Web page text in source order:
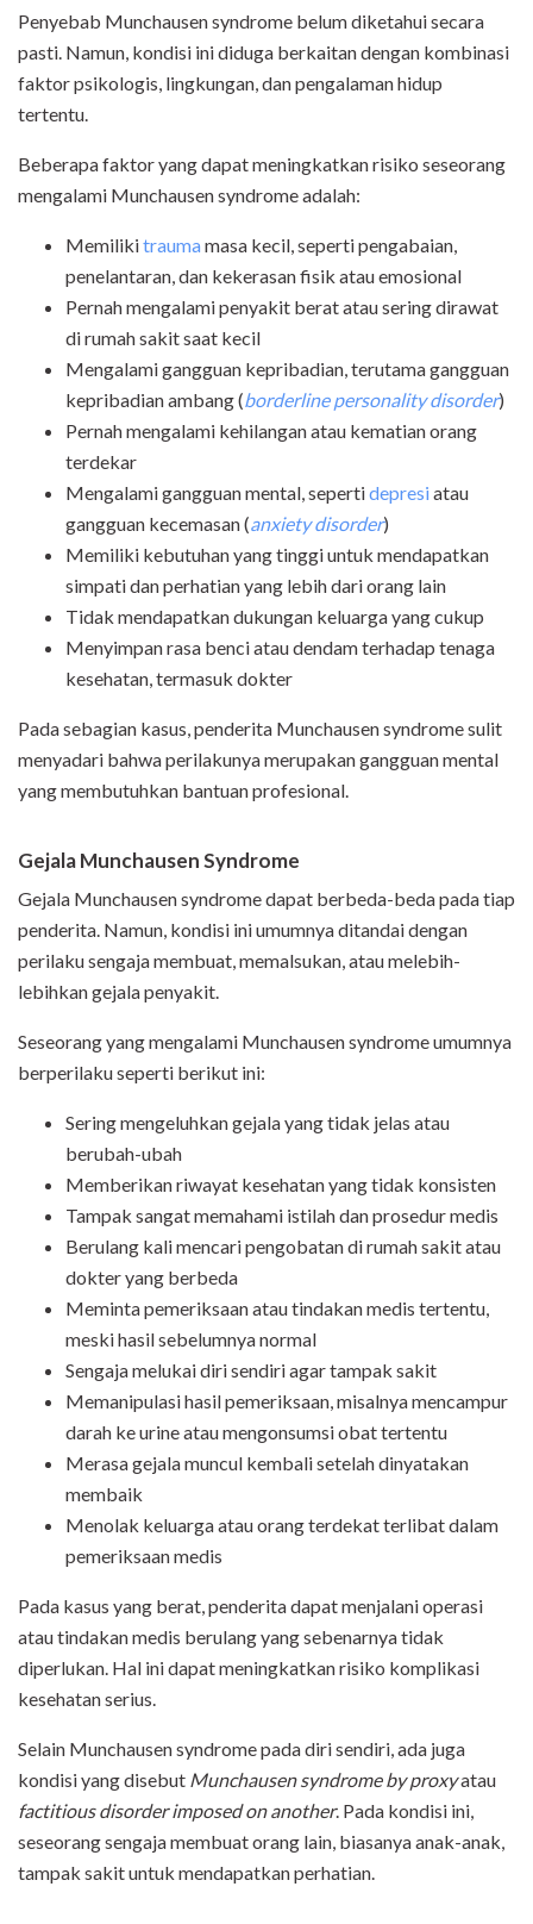
Penyebab Munchausen syndrome belum diketahui secara
pasti. Namun, kondisi ini diduga berkaitan dengan kombinasi
faktor psikologis, lingkungan, dan pengalaman hidup
tertentu.
Beberapa faktor yang dapat meningkatkan risiko seseorang
mengalami Munchausen syndrome adalah:
Memilikitraumamasa kecil, seperti pengabaian,
penelantaran, dan kekerasan fisik atau emosional
Pernah mengalami penyakit berat atau sering dirawat
di rumah sakit saat kecil
Mengalami gangguan kepribadian, terutama gangguan
kepribadian ambang (borderline personality disorder)
Pernah mengalami kehilangan atau kematian orang
terdekar
Mengalami gangguan mental, sepertidepresiatau
gangguan kecemasan (anxiety disorder)
Memiliki kebutuhan yang tinggi untuk mendapatkan
simpati dan perhatian yang lebih dari orang lain
Tidak mendapatkan dukungan keluarga yang cukup
Menyimpan rasa benci atau dendam terhadap tenaga
kesehatan, termasuk dokter
Pada sebagian kasus, penderita Munchausen syndrome sulit
menyadari bahwa perilakunya merupakan gangguan mental
yang membutuhkan bantuan profesional.
Gejala Munchausen Syndrome
Gejala Munchausen syndrome dapat berbeda-beda pada tiap
penderita. Namun, kondisi ini umumnya ditandai dengan
perilaku sengaja membuat, memalsukan, atau melebih-
lebihkan gejala penyakit.
Seseorang yang mengalami Munchausen syndrome umumnya
berperilaku seperti berikut ini:
Sering mengeluhkan gejala yang tidak jelas atau
berubah-ubah
Memberikan riwayat kesehatan yang tidak konsisten
Tampak sangat memahami istilah dan prosedur medis
Berulang kali mencari pengobatan di rumah sakit atau
dokter yang berbeda
Meminta pemeriksaan atau tindakan medis tertentu,
meski hasil sebelumnya normal
Sengaja melukai diri sendiri agar tampak sakit
Memanipulasi hasil pemeriksaan, misalnya mencampur
darah ke urine atau mengonsumsi obat tertentu
Merasa gejala muncul kembali setelah dinyatakan
membaik
Menolak keluarga atau orang terdekat terlibat dalam
pemeriksaan medis
Pada kasus yang berat, penderita dapat menjalani operasi
atau tindakan medis berulang yang sebenarnya tidak
diperlukan. Hal ini dapat meningkatkan risiko komplikasi
kesehatan serius.
Selain Munchausen syndrome pada diri sendiri, ada juga
kondisi yang disebut Munchausen syndrome by proxyatau
factitious disorder imposed on another. Pada kondisi ini,
seseorang sengaja membuat orang lain, biasanya anak-anak,
tampak sakit untuk mendapatkan perhatian.